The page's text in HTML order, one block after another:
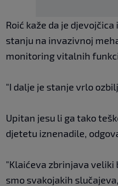
Roić kaže da je
stanju na invazivnoj
monitoring vitalnih
"I dalje je stanje vrlo
Upitan jesu li ga tako
djetetu iznenadile,
"Klaićeva zbrinjava veliki
smo svakojakih